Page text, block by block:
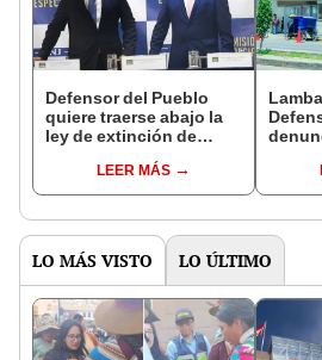
Defensor del Pueblo
quiere traerse abajo la
ley de extinción de
LEER MÁS
LO MÁS VISTO LO ÚLTIMO